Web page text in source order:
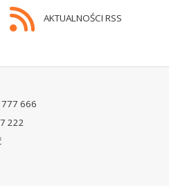
AKTUALNOŚCI RSS
666
222